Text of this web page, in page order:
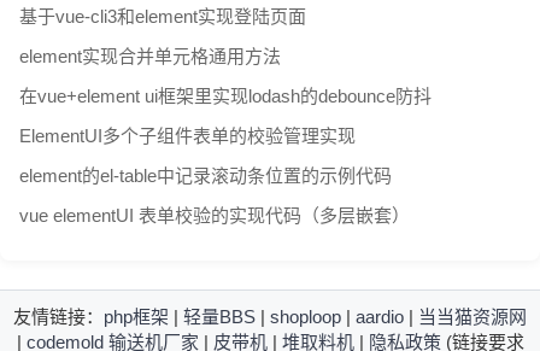
基于vue-cli3和element实现登陆页面
element实现合并单元格通用方法
在vue+element ui框架里实现lodash的debounce防抖
ElementUI多个子组件表单的校验管理实现
element的el-table中记录滚动条位置的示例代码
vue elementUI 表单校验的实现代码（多层嵌套）
友情链接： php框架 | 轻量BBS | shoploop | aardio | 当当猫资源网
| codemold 输送机厂家 | 皮带机| 堆取料机| 隐私政策 (链接要求